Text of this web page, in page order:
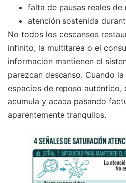
falta de pausas reales de
atención sostenida
No todos los descansos
infinito, la multitarea o el
información mantienen el
parezcan descanso. Cuando
espacios de reposo auténtico,
acumula y acaba pasando
aparentemente tranquilos.